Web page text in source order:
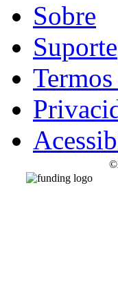
Sobre
Suporte